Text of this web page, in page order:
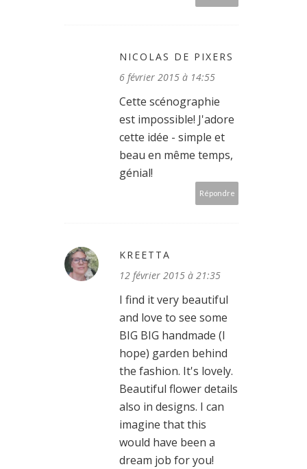
NICOLAS DE PIXERS
6 février 2015 à 14:55
Cette scénographie
est impossible! J'adore
cette idée - simple et
beau en même temps,
génial!
Répondre
KREETTA
12 février 2015 à 21:35
I find it very beautiful
and love to see some
BIG BIG handmade (I
hope) garden behind
the fashion. It's lovely.
Beautiful flower details
also in designs. I can
imagine that this
would have been a
dream job for you!